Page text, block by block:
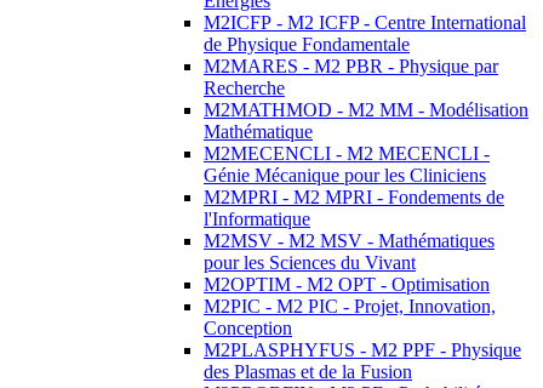
M2ICFP - M2 ICFP - Centre International
de Physique Fondamentale
M2MARES - M2 PBR - Physique par
Recherche
M2MATHMOD - M2 MM - Modélisation
Mathématique
M2MECENCLI - M2 MECENCLI -
Génie Mécanique pour les Cliniciens
M2MPRI - M2 MPRI - Fondements de
l'Informatique
M2MSV - M2 MSV - Mathématiques
pour les Sciences du Vivant
M2OPTIM - M2 OPT - Optimisation
M2PIC - M2 PIC - Projet, Innovation,
Conception
M2PLASPHYFUS - M2 PPF - Physique
des Plasmas et de la Fusion